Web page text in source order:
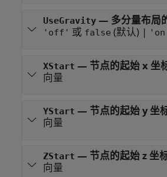
UseGravity— 多分量布局
'off' 或 false (默认) |
XStart — 节点的起始 x 坐
向量
YStart — 节点的起始 y 坐
向量
ZStart — 节点的起始 z 坐
向量